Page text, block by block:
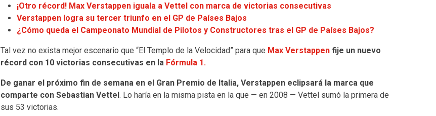
¡Otro récord! Max Verstappen iguala a Vettel con marca de victorias consecutivas
Verstappen logra su tercer triunfo en el GP de Países Bajos
¿Cómo queda el Campeonato Mundial de Pilotos y Constructores tras el GP de Países Bajos?
Tal vez no exista mejor escenario que “El Templo de la Velocidad” para que Max Verstappenfije un nuevo
récord con 10 victorias consecutivas en la Fórmula 1.
De ganar el próximo fin de semana en el Gran Premio de Italia, Verstappen eclipsará la marca que
comparte con Sebastian Vettel. Lo haría en la misma pista en la que — en 2008 — Vettel sumó la primera de
sus 53 victorias.